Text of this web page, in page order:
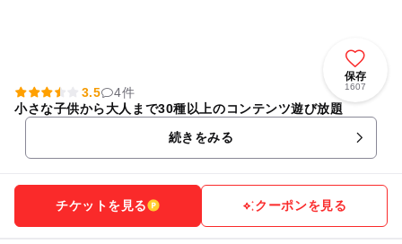
保存
1607
3.5
4件
小さな子供から大人まで30種以上のコンテンツ遊び放題
続きをみる
チケットを見る クーポンを見る